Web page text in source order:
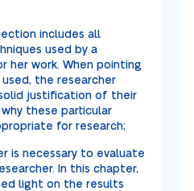
includes all
used by a
her work. When pointing
the researcher
justification of their
these particular
for research;
is necessary to evaluate
In this chapter,
light on the results